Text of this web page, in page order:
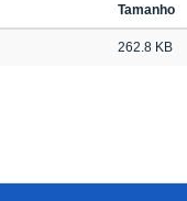
Tamanho
262.8 KB